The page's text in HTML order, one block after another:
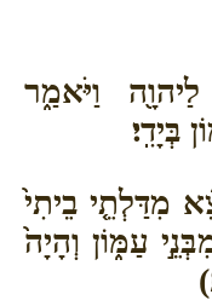
וַיֹּאמַ֑ר
בְּיָדִֽי׃
מִדַּלְתֵ֤י בֵיתִי֙
עַמּ֑וֹן וְהָיָה֙